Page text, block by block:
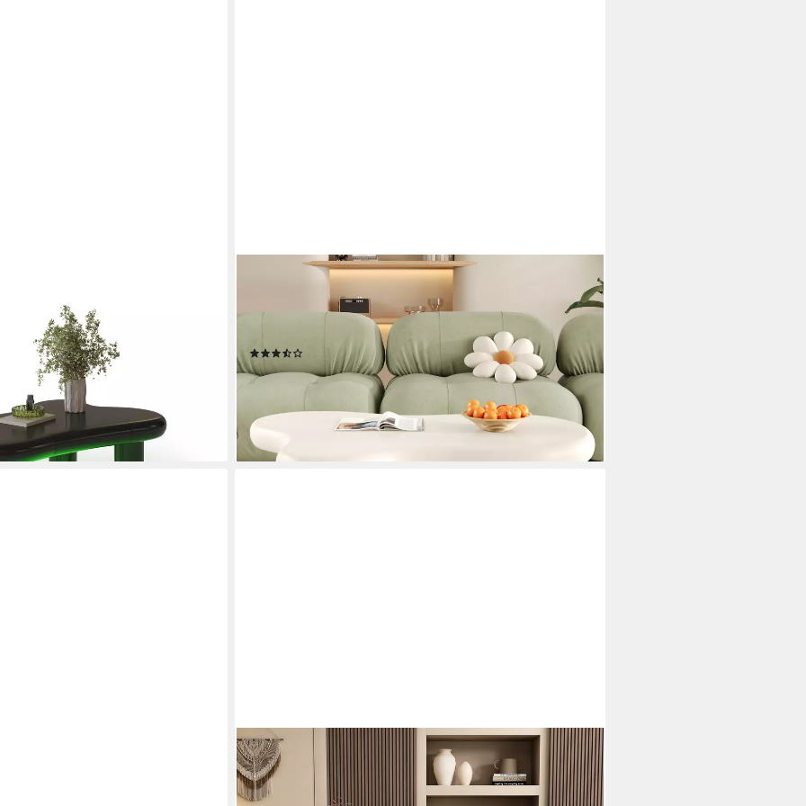
Kaffetisch mit LED und
bei dir
Beleuchtung, 16 Farben wählbar, Wolkenform+Rundbein-
Design, 95x62,5x32cm
179,99 € UVP237,00 €
lieferbar - in 3-4 Werktagen bei dir
MERAX
Couchtisch Ovaler Sofatisch mit Sprühlack-Oberfläche und
Minimalistischem Design (1-St), Beistelltisch